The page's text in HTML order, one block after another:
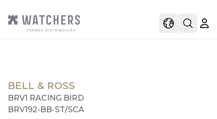
viewOpen
BELL & ROSS
BRV1 RACING BIRD
BRV192-BB-ST/SCA